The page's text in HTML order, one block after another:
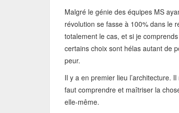
Malgré le génie des équipes MS
révolution se fasse à 100% dans le
totalement le cas, et si je
certains choix sont hélas autant de
peur.
Il y a en premier lieu l’architecture.
faut comprendre et maîtriser la
elle-même.